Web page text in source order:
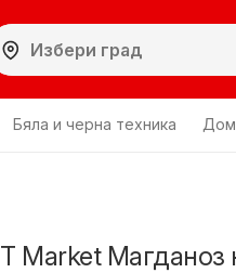
Бяла и черна техника Дом
T Market Магданоз